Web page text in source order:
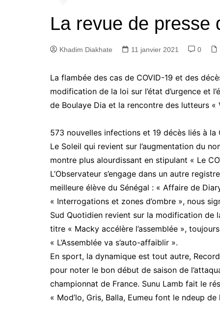
La revue de presse
Khadim Diakhate 11 janvier 2021 0
La flambée des cas de COVID-19 et des
modification de la loi sur l’état d’urgence et
de Boulaye Dia et la rencontre des lutteurs
573 nouvelles infections et 19 décès liés à la
Le Soleil qui revient sur l’augmentation du
montre plus alourdissant en stipulant « Le
L’Observateur s’engage dans un autre
meilleure élève du Sénégal : « Affaire de
« Interrogations et zones d’ombre », nous
Sud Quotidien revient sur la modification de
titre « Macky accélère l’assemblée »,
« L’Assemblée va s’auto-affaiblir ».
En sport, la dynamique est tout autre,
pour noter le bon début de saison de
championnat de France. Sunu Lamb fait le
« Mod’lo, Gris, Balla, Eumeu font le ndeup de